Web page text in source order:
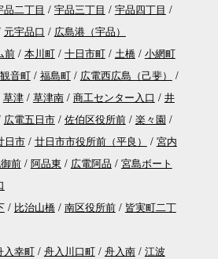
品二丁目 宇品三丁目
宇品四丁目
元宇品口
広島港（宇品）
前 本川町 十日市町 土橋
小網町
音町 福島町
広電西広島（己斐）
草津 草津南 商工センター入口
井
広電五日市 佐伯区役所前
楽々園
日市 廿日市市役所前（平良）
宮内
前 阿品東 広電阿品
宮島ボート
比治山橋 南区役所前
皆実町二丁
入幸町 舟入川口町 舟入南
江波